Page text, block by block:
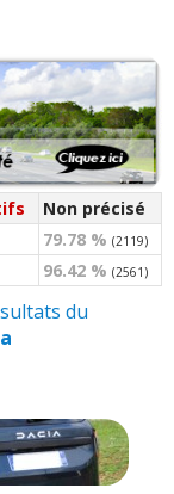
Non précisé
79.78 % (2119)
96.42 % (2561)
du